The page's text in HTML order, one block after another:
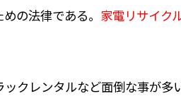
の法律である。 家電リサイク
クレンタルなど面倒な事が多い